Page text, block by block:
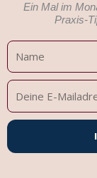
Ein Mal im
Praxis-
Name
Deine
Mailadresse